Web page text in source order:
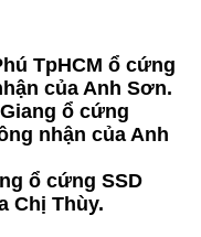
TpHCM ổ cứng
của Anh Sơn.
ổ cứng
nhận của Anh
ổ cứng SSD
Chị Thùy.